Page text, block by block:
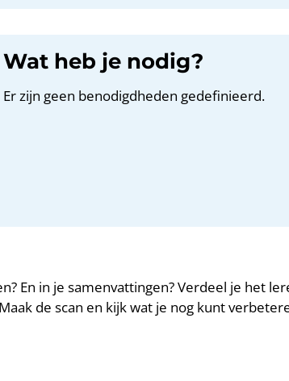
Wat heb je nodig?
Er zijn geen benodigdheden gedefinieerd.
En in je samenvattingen? Verdeel je het
de scan en kijk wat je nog kunt